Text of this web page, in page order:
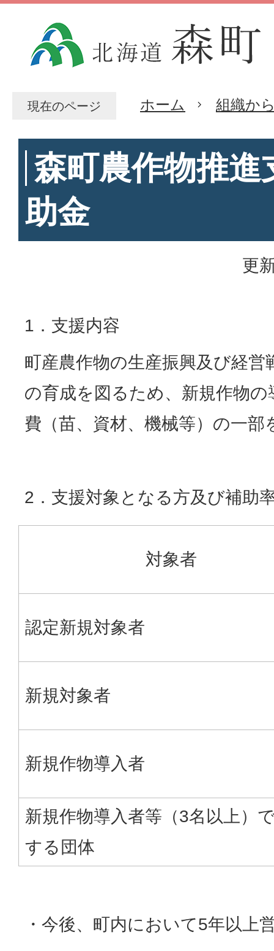
現在のページ ホーム 組織か
森町農作物推進
助金
更
1．支援内容
町産農作物の生産振興及び経営
の育成を図るため、新規作物
費（苗、資材、機械等）の一部
2．支援対象となる方及び補助
対象者
認定新規対象者
新規対象者
新規作物導入者
新規作物導入者等（3名以上）
する団体
・今後、町内において5年以上